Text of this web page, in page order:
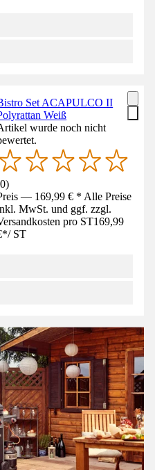
Set ACAPULCO II
Weiß
wurde noch nicht
0)
— 169,99 € * Alle Preise
MwSt. und ggf. zzgl.
pro ST169,99
*/ ST